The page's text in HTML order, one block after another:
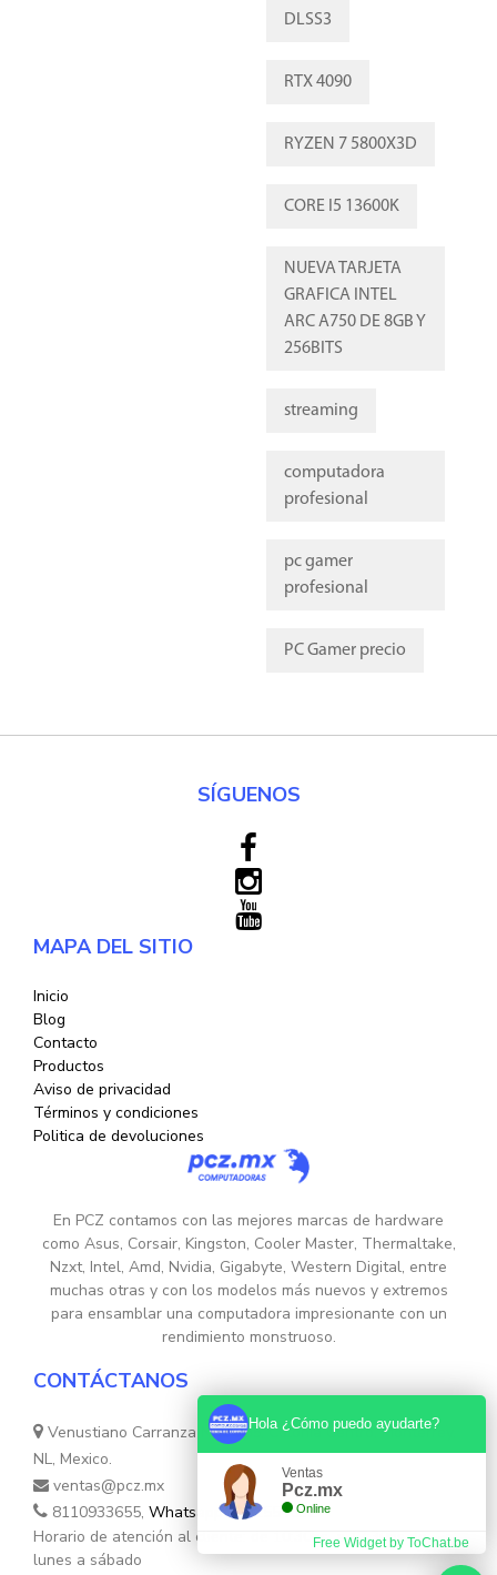
DLSS3
RTX 4090
RYZEN 7 5800X3D
CORE I5 13600K
NUEVA TARJETA
GRAFICA INTEL
ARC A750 DE 8GB Y
256BITS
streaming
computadora
profesional
pc gamer
profesional
PC Gamer precio
SÍGUENOS
MAPA DEL SITIO
Inicio
Blog
Contacto
Productos
Aviso de privacidad
Términos y condiciones
Politica de devoluciones
En PCZ contamos con las mejores marcas de hardware
como Asus, Corsair, Kingston, Cooler Master, Thermaltake,
Nzxt, Intel, Amd, Nvidia, Gigabyte, Western Digital, entre
muchas otras y con los modelos más nuevos y extremos
para ensamblar una computadora impresionante con un
rendimiento monstruoso.
CONTÁCTANOS
Venustiano Carranza Nte. 755, Colonia Centro, Monterrey,
NL, Mexico.
ventas@pcz.mx
8110933655, Whatsapp 8131554632
Horario de atención al cliente: de 10:30hs. a 17:30hs de
lunes a sábado
Hola ¿Cómo puedo ayudarte?
Ventas
Pcz.mx
Online
Free Widget by ToChat.be